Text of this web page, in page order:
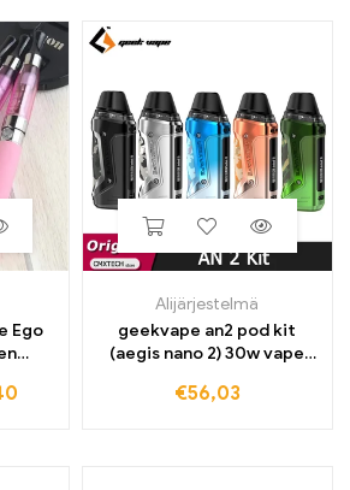
Ego
ml
Alijärjestelmä
geekvape an2 pod kit
(aegis nano 2) 30w vape
patruunalla 0.6/1,2 ohm e
€56,03